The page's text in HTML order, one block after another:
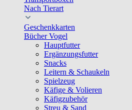
Nach Tierart
Geschenkkarten
Bücher Vogel
Hauptfutter
Ergänzungsfutter
Snacks
Leitern & Schaukeln
Spielzeug
Käfige & Volieren
Käfigzubehör
Streu & Sand